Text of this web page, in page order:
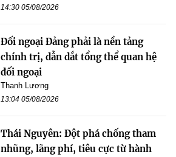
14:30 05/08/2026
Đối ngoại Đảng phải là nền tảng
chính trị, dẫn dắt tổng thể quan hệ
đối ngoại
Thanh Lương
13:04 05/08/2026
Thái Nguyên: Đột phá chống tham
nhũng, lãng phí, tiêu cực từ hành